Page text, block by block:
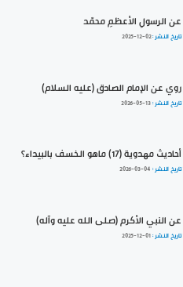
عن الرسولِ الأعظمِ محمّد
تاريخ النشر :2025-12-02
روي عن الإمام الصادق (عليه السلام)
تاريخ النشر :2026-05-13
أحاديث مهدوية (17) ماهو الخسف بالبيداء؟
تاريخ النشر : 2026-03-04
عن النبي الأكرم (صلى الله عليه وآله)
تاريخ النشر :2025-12-01